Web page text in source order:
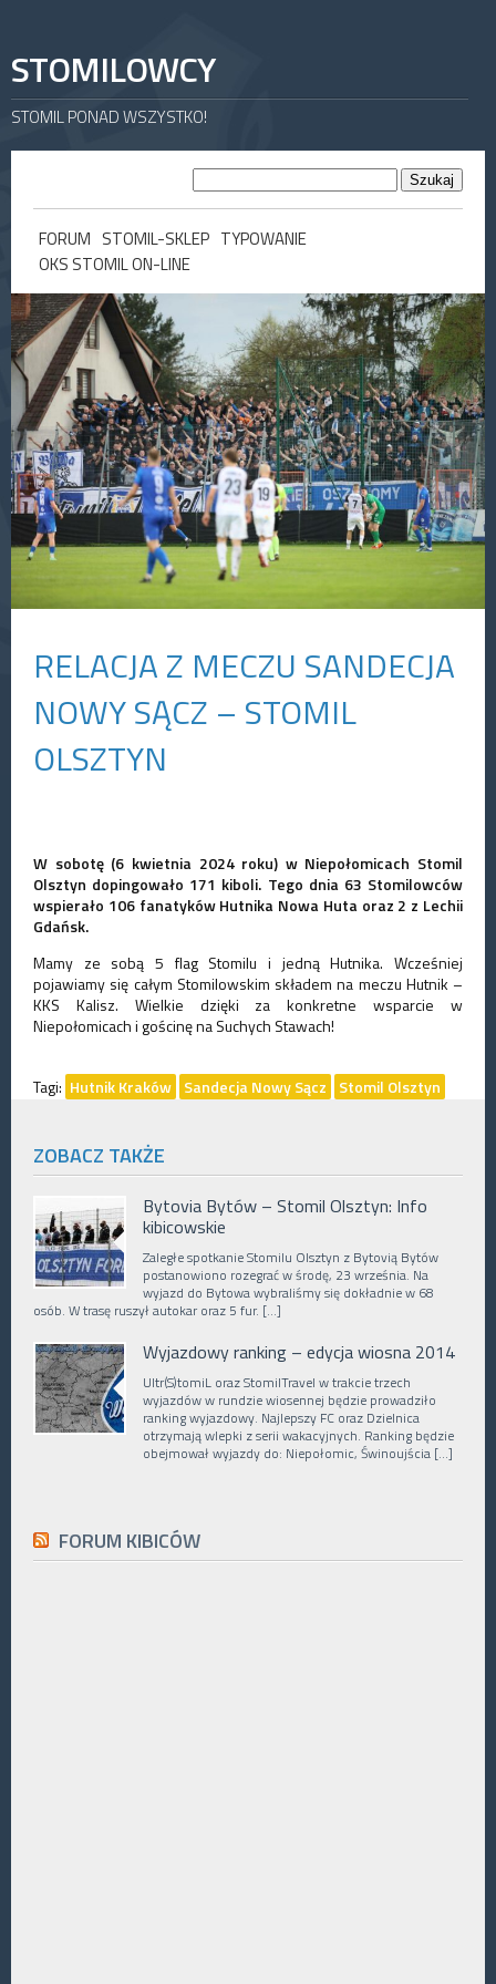
STOMILOWCY
STOMIL PONAD WSZYSTKO!
FORUM STOMIL-SKLEP TYPOWANIE
OKS STOMIL ON-LINE
RELACJA Z MECZU SANDECJA
NOWY SĄCZ – STOMIL
OLSZTYN
W sobotę (6 kwietnia 2024 roku) w Niepołomicach Stomil
Olsztyn dopingowało 171 kiboli. Tego dnia 63 Stomilowców
wspierało 106 fanatyków Hutnika Nowa Huta oraz 2 z Lechii
Gdańsk.
Mamy ze sobą 5 flag Stomilu i jedną Hutnika. Wcześniej
pojawiamy się całym Stomilowskim składem na meczu Hutnik –
KKS Kalisz. Wielkie dzięki za konkretne wsparcie w
Niepołomicach i gościnę na Suchych Stawach!
Tagi: Hutnik Kraków Sandecja Nowy Sącz Stomil Olsztyn
ZOBACZ TAKŻE
Bytovia Bytów – Stomil Olsztyn: Info
kibicowskie
Zaległe spotkanie Stomilu Olsztyn z Bytovią Bytów
postanowiono rozegrać w środę, 23 września. Na
wyjazd do Bytowa wybraliśmy się dokładnie w 68
osób. W trasę ruszył autokar oraz 5 fur. […]
Wyjazdowy ranking – edycja wiosna 2014
Ultr(S)tomiL oraz StomilTravel w trakcie trzech
wyjazdów w rundzie wiosennej będzie prowadziło
ranking wyjazdowy. Najlepszy FC oraz Dzielnica
otrzymają wlepki z serii wakacyjnych. Ranking będzie
obejmował wyjazdy do: Niepołomic, Świnoujścia […]
FORUM KIBICÓW